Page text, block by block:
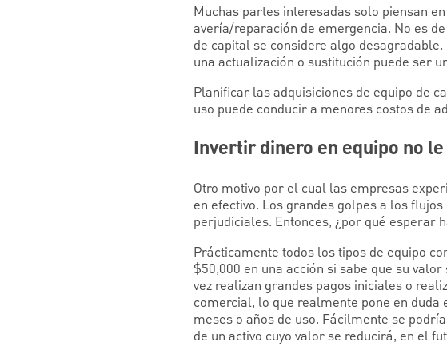
Muchas partes interesadas solo piensan
avería/reparación de emergencia. No es
de capital se considere algo
una actualización o sustitución puede ser
Planificar las adquisiciones de equipo de
uso puede conducir a menores costos de
Invertir dinero en equipo no
Otro motivo por el cual las empresas
en efectivo. Los grandes golpes a los
perjudiciales. Entonces, ¿por qué esperar
Prácticamente todos los tipos de equipo
$50,000 en una acción si sabe que su
vez realizan grandes pagos iniciales o
comercial, lo que realmente pone en
meses o años de uso. Fácilmente se
de un activo cuyo valor se reducirá, en el